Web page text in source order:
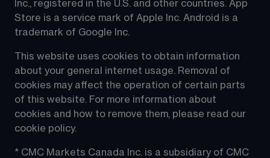
Inc., registered in the U.S. and other countries. App
Store is a service mark of Apple Inc. Android is a
trademark of Google Inc.
This website uses cookies to obtain information
about your general internet usage. Removal of
cookies may affect the operation of certain parts
of this website. For more information about
cookies and how to remove them, please read our
cookie policy.
* CMC Markets Canada Inc. is a subsidiary of CMC